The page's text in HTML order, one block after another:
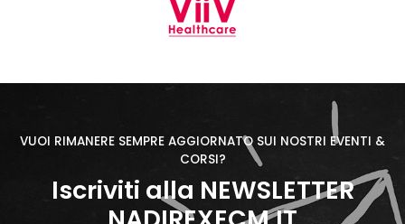
VUOI RIMANERE SEMPRE AGGIORNATO SUI NOSTRI EVENTI &
CORSI?
Iscriviti alla NEWSLETTER